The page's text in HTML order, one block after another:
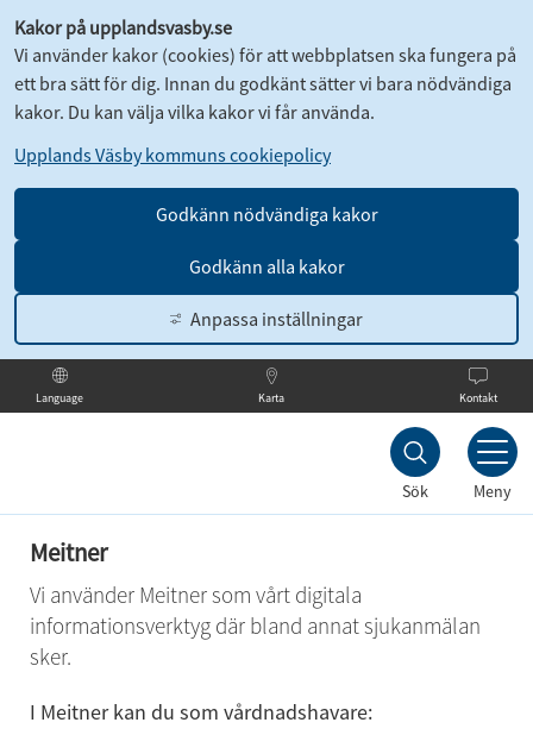
Kakor på upplandsvasby.se
Vi använder kakor (cookies) för att webbplatsen ska fungera på
ett bra sätt för dig. Innan du godkänt sätter vi bara nödvändiga
kakor. Du kan välja vilka kakor vi får använda.
Upplands Väsby kommuns cookiepolicy
Godkänn nödvändiga kakor
Godkänn alla kakor
Anpassa inställningar
Till
Language Karta Kontakt
Sök Meny
Meitner
Vi använder Meitner som vårt digitala
informationsverktyg där bland annat sjukanmälan
sker.
I Meitner kan du som vårdnadshavare: